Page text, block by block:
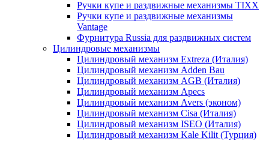
Ручки купе и раздвижные механизмы TIXX
Ручки купе и раздвижные механизмы
Vantage
Фурнитура Russia для раздвижных систем
Цилиндровые механизмы
Цилиндровый механизм Extreza (Италия)
Цилиндровый механизм Adden Bau
Цилиндровый механизм AGB (Италия)
Цилиндровый механизм Apecs
Цилиндровый механизм Avers (эконом)
Цилиндровый механизм Cisa (Италия)
Цилиндровый механизм ISEO (Италия)
Цилиндровый механизм Kale Kilit (Турция)